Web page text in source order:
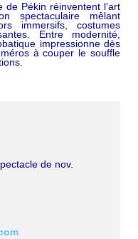
de Pékin réinventent l’art
spectaculaire mêlant
immersifs, costumes
Entre modernité,
impressionne dès
à couper le souffle
de nov.